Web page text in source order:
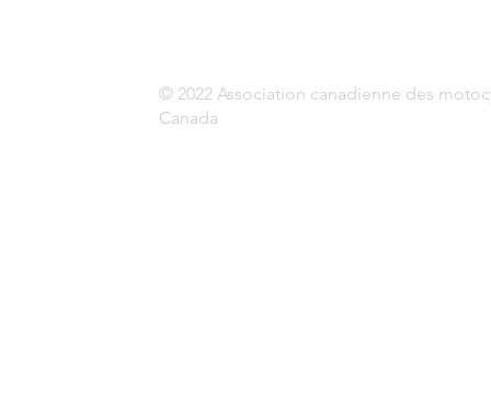
© 2022 Association canadienne des
Canada